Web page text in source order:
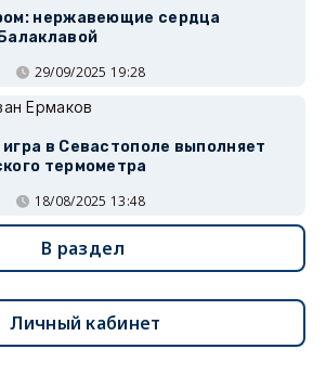
нержавеющие сердца
29/09/2025 19:28
Ермаков
в Севастополе выполняет
термометра
18/08/2025 13:48
В раздел
Личный кабинет